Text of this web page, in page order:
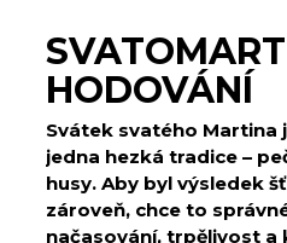
HODOVÁNÍ
Svátek svatého Martina
jedna hezká tradice –
husy. Aby byl výsledek
zároveň, chce to
načasování, trpělivost a